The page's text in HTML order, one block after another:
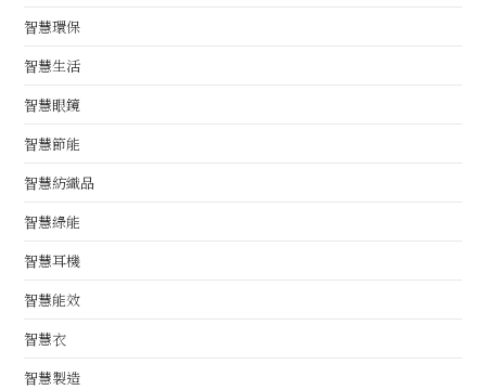
智慧環保
智慧生活
智慧眼鏡
智慧節能
智慧紡織品
智慧綠能
智慧耳機
智慧能效
智慧衣
智慧製造